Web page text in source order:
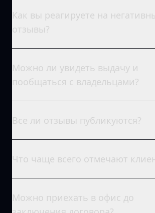
Как вы реагируете на
отзывы?
Можно ли увидеть выдачу и
пообщаться с владельцами?
Все ли отзывы публикуются?
Что чаще всего отмечают
Можно приехать в офис до